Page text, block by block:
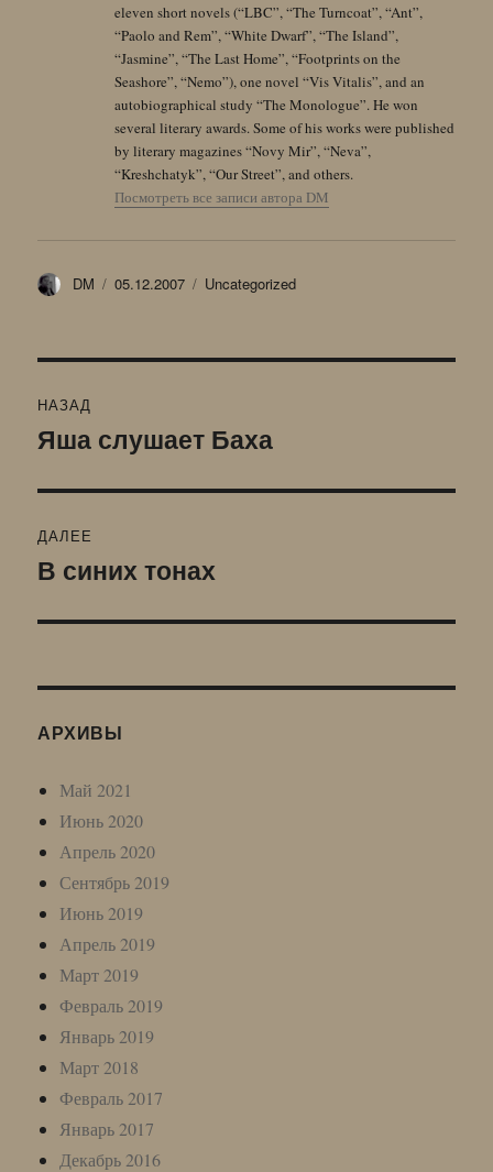
eleven short novels (“LBC”, “The Turncoat”, “Ant”,
“Paolo and Rem”, “White Dwarf”, “The Island”,
“Jasmine”, “The Last Home”, “Footprints on the
Seashore”, “Nemo”), one novel “Vis Vitalis”, and an
autobiographical study “The Monologue”. He won
several literary awards. Some of his works were published
by literary magazines “Novy Mir”, “Neva”,
“Kreshchatyk”, “Our Street”, and others.
Посмотреть все записи автора DM
Автор
DM Опубликовано
05.12.2007 Рубрики
Uncategorized
по
НАЗАД
Предыдущая
Яша слушает Баха
ДАЛЕЕ
Следующая
В синих тонах
АРХИВЫ
Май 2021
Июнь 2020
Апрель 2020
Сентябрь 2019
Июнь 2019
Апрель 2019
Март 2019
Февраль 2019
Январь 2019
Март 2018
Февраль 2017
Январь 2017
Декабрь 2016